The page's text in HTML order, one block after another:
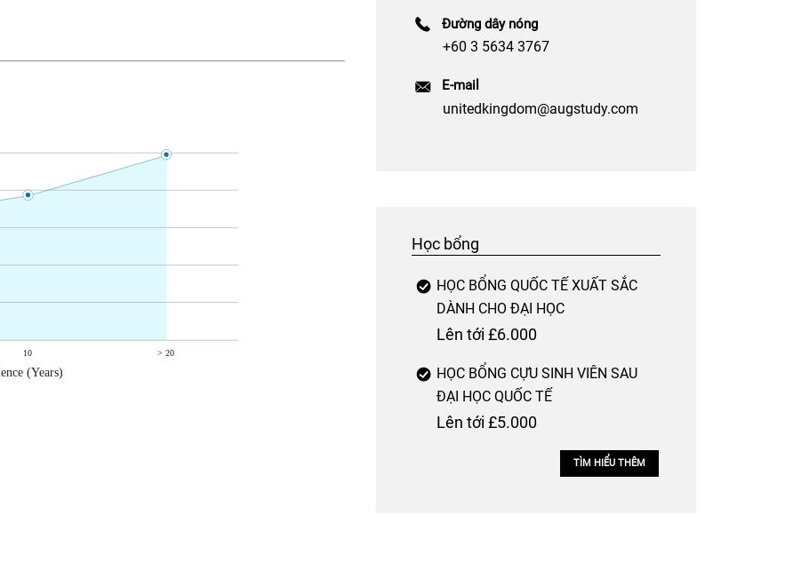
Đường dây nóng
+60 3 5634 3767
E-mail
unitedkingdom@augstudy.com
Học bổng
HỌC BỔNG QUỐC TẾ XUẤT SẮC
DÀNH CHO ĐẠI HỌC
Lên tới £6.000
HỌC BỔNG CỰU SINH VIÊN SAU
ĐẠI HỌC QUỐC TẾ
Lên tới £5.000
TÌM HIỂU THÊM